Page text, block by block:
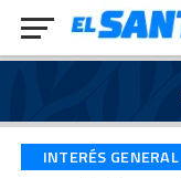
INTERÉS GENERAL